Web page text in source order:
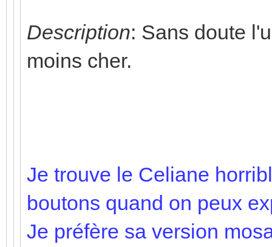
Description: Sans doute
moins cher.
Je trouve le Celiane
boutons quand on peux
Je préfère sa version